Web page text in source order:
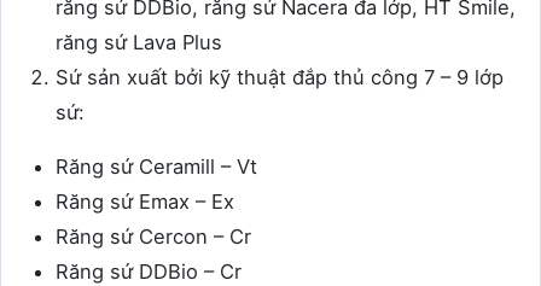
răng sứ DDBio, răng sứ Nacera đa lớp, HT Smile,
răng sứ Lava Plus
Sứ sản xuất bởi kỹ thuật đắp thủ công 7 – 9 lớp
sứ:
Răng sứ Ceramill – Vt
Răng sứ Emax – Ex
Răng sứ Cercon – Cr
Răng sứ DDBio – Cr